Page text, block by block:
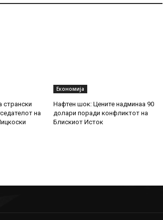
странски
на
Економија
Нафтен шок: Цените надминаа 90
долари поради конфликтот на
Блискиот Исток